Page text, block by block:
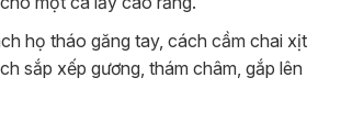
họ tháo găng tay, cách cầm chai xịt
sắp xếp gương, thám châm, gắp lên